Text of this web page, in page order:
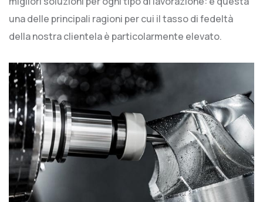
una delle principali ragioni per cui il tasso di fedeltà
della nostra clientela è particolarmente elevato.